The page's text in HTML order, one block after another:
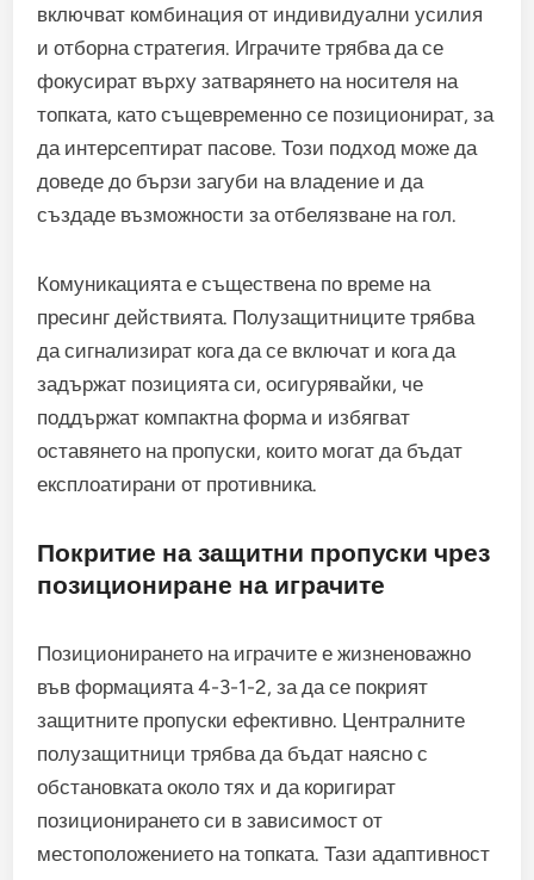
включват комбинация от индивидуални усилия
и отборна стратегия. Играчите трябва да се
фокусират върху затварянето на носителя на
топката, като същевременно се позиционират, за
да интерсептират пасове. Този подход може да
доведе до бързи загуби на владение и да
създаде възможности за отбелязване на гол.
Комуникацията е съществена по време на
пресинг действията. Полузащитниците трябва
да сигнализират кога да се включат и кога да
задържат позицията си, осигурявайки, че
поддържат компактна форма и избягват
оставянето на пропуски, които могат да бъдат
експлоатирани от противника.
Покритие на защитни пропуски чрез
позициониране на играчите
Позиционирането на играчите е жизненоважно
във формацията 4-3-1-2, за да се покрият
защитните пропуски ефективно. Централните
полузащитници трябва да бъдат наясно с
обстановката около тях и да коригират
позиционирането си в зависимост от
местоположението на топката. Тази адаптивност